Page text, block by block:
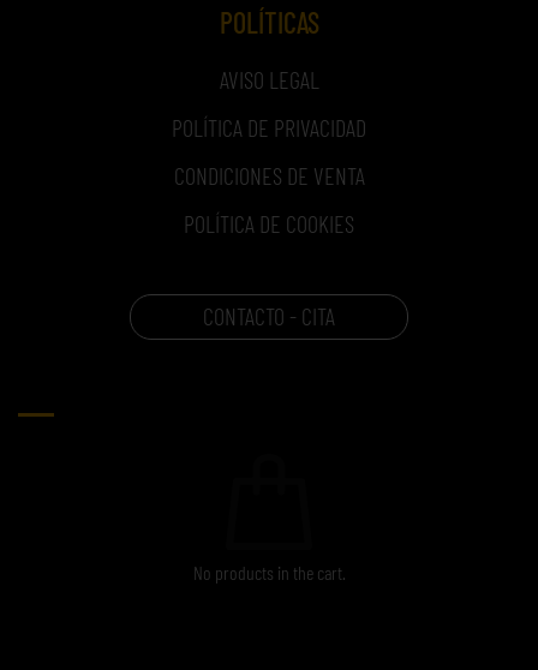
POLÍTICAS
AVISO LEGAL
POLÍTICA DE PRIVACIDAD
CONDICIONES DE VENTA
POLÍTICA DE COOKIES
CONTACTO - CITA
No products in the cart.